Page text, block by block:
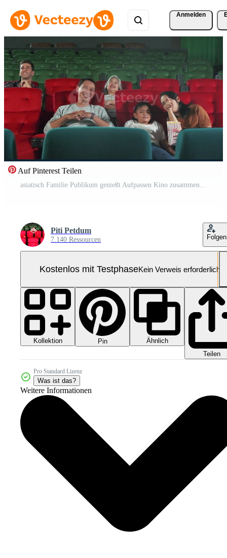
Anmelden
Auf Pinterest Teilen
asiatisch Familie Publikum genießt Aufpassen Kino zusammen beim Film Theater. Kind und Eltern haben Innen- Unterhaltung Lebensstil mit Performance Kunst zeigt an, glücklich und heiter mit Popcorn und ein lächeln. Pro Video
Piti Petdum
7.140 Ressourcen Folgen
Kostenlos mit TestphaseKein Verweis erforderlich
Kollektion Pin
Ähnlich
Teilen
Pro Standard Lizenz
Was ist das?
Weitere Informationen